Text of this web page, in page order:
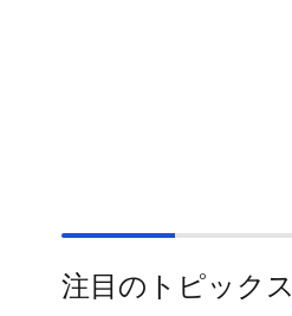
注目のトピックス